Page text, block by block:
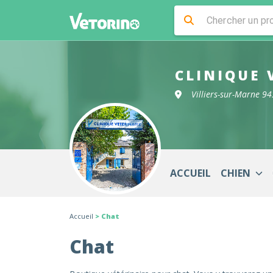
CLINIQUE
Villiers-sur-Marne
ACCUEIL CHIEN
Accueil > Chat
Chat